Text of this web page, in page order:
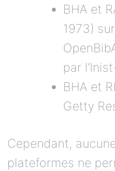
BHA et
1973)
par
BHA et
Getty
Cependant,
plateformes ne